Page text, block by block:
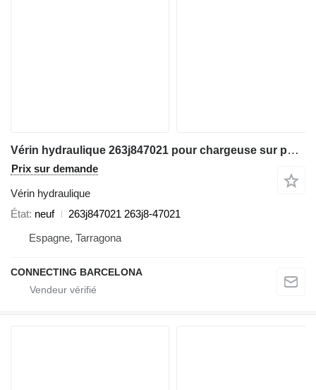
Vérin hydraulique 263j847021 pour chargeuse sur pneus Hitachi ZW310
Prix sur demande
Vérin hydraulique
État neuf
263j847021 263j8-47021
Espagne, Tarragona
CONNECTING BARCELONA